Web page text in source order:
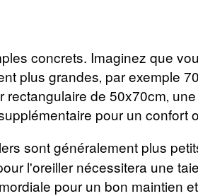
concrets. Imaginez que
plus grandes‚ par exemple
de 50x70cm‚
pour un confort
sont généralement plus
l'oreiller nécessitera une
pour un bon maintien